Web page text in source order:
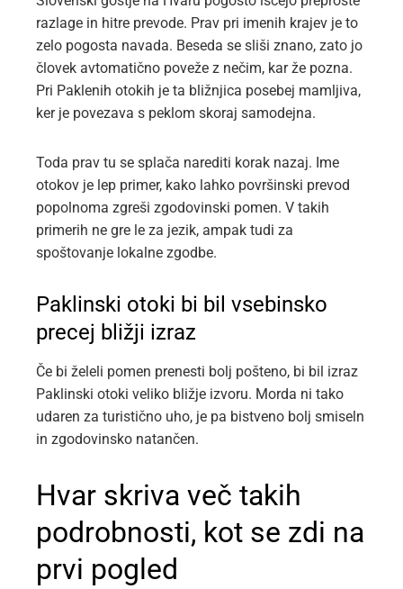
razlage in hitre prevode. Prav pri imenih krajev je to
zelo pogosta navada. Beseda se sliši znano, zato jo
človek avtomatično poveže z nečim, kar že pozna.
Pri Paklenih otokih je ta bližnjica posebej mamljiva,
ker je povezava s peklom skoraj samodejna.
Toda prav tu se splača narediti korak nazaj. Ime
otokov je lep primer, kako lahko površinski prevod
popolnoma zgreši zgodovinski pomen. V takih
primerih ne gre le za jezik, ampak tudi za
spoštovanje lokalne zgodbe.
Paklinski otoki bi bil vsebinsko
precej bližji izraz
Če bi želeli pomen prenesti bolj pošteno, bi bil izraz
Paklinski otoki veliko bližje izvoru. Morda ni tako
udaren za turistično uho, je pa bistveno bolj smiseln
in zgodovinsko natančen.
Hvar skriva več takih
podrobnosti, kot se zdi na
prvi pogled